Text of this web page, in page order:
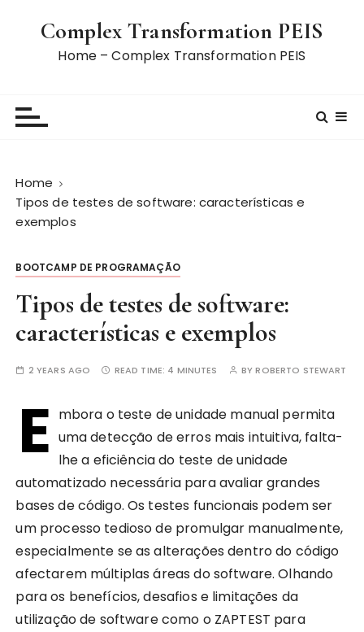
Complex Transformation PEIS
Home – Complex Transformation PEIS
Home
Tipos de testes de software: características e
exemplos
BOOTCAMP DE PROGRAMAÇÃO
Tipos de testes de software:
características e exemplos
2 YEARS AGO READ TIME: 4 MINUTES BYROBERTO STEWART
E mbora o teste de unidade manual permita
uma detecção de erros mais intuitiva, falta-
lhe a eficiência do teste de unidade
automatizado necessária para avaliar grandes
bases de código. Os testes funcionais podem ser
um processo tedioso de promulgar manualmente,
especialmente se as alterações dentro do código
afectarem múltiplas áreas do software. Olhando
para os benefícios, desafios e limitações da
utilização de software como o ZAPTEST para